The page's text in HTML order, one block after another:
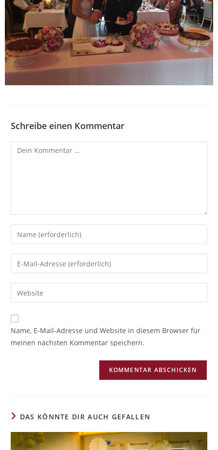
Schreibe einen Kommentar
Name, E-Mail-Adresse und Website in diesem Browser für
meinen nächsten Kommentar speichern.
DAS KÖNNTE DIR AUCH GEFALLEN